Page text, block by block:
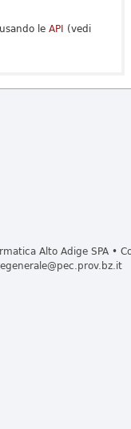
le API (vedi
Alto Adige SPA •